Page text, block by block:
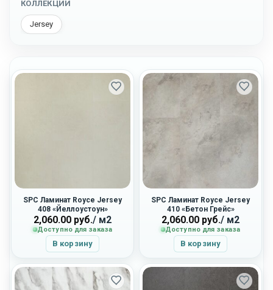
КОЛЛЕКЦИИ
Jersey
SPC Ламинат Royce Jersey
408 «Йеллоустоун»
2,060.00 руб./ м2
Доступно для заказа
В корзину
SPC Ламинат Royce Jersey
410 «Бетон Грейс»
2,060.00 руб./ м2
Доступно для заказа
В корзину